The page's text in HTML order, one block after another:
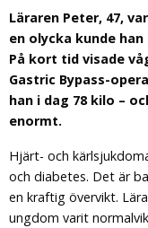
Läraren Peter, 47,
en olycka kunde
På kort tid visade
Gastric Bypass-
han i dag 78 kilo –
enormt.
Hjärt- och
och diabetes. Det är
en kraftig övervikt.
ungdom varit